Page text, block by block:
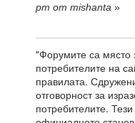
pm от mishanta »
"Форумите са място
потребителите на
правилата.
отговорност за
потребителите.